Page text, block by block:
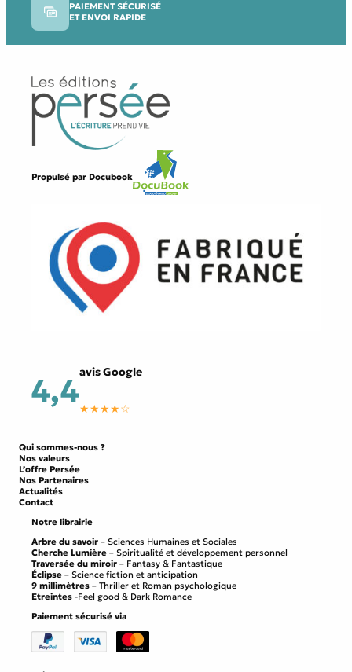
PAIEMENT SÉCURISÉ
ET ENVOI RAPIDE
Propulsé par Docubook
4,4avis Google
★★★★☆
Qui sommes-nous ?
Nos valeurs
L’offre Persée
Nos Partenaires
Actualités
Contact
Notre librairie
Arbre du savoir – Sciences Humaines et Sociales
Cherche Lumière – Spiritualité et développement personnel
Traversée du miroir – Fantasy & Fantastique
Éclipse – Science fiction et anticipation
9 millimètres – Thriller et Roman psychologique
Etreintes -Feel good & Dark Romance
Paiement sécurisé via